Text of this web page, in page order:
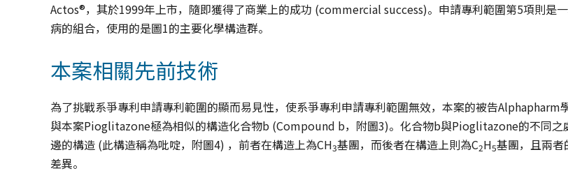
Actos®，其於1999年上市，隨即獲得了商業上的成功 (commercial success)。申請專利範圍第5項則是
病的組合，使用的是圖1的主要化學構造群。
本案相關先前技術
為了挑戰系爭專利申請專利範圍的顯而易見性，使系爭專利申請專利範圍無效，本案的被告Alphapharm
與本案Pioglitazone極為相似的構造化合物b (Compound b，附圖3)。化合物b與Pioglitazone的不同之
邊的構造 (此構造稱為吡啶，附圖4) ，前者在構造上為CH3基團，而後者在構造上則為C2H5基團，且兩者
差異。